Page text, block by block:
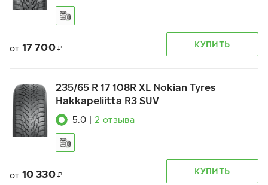
от 17 700 ₽ КУПИТЬ
235/65 R 17 108R XL Nokian Tyres
Hakkapeliitta R3 SUV
5.0 2 отзыва
от 10 330 ₽ КУПИТЬ